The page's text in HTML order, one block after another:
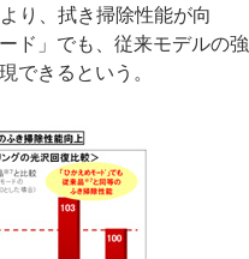
り、拭き掃除性能が向
ド」でも、従来モデルの強
できるという。